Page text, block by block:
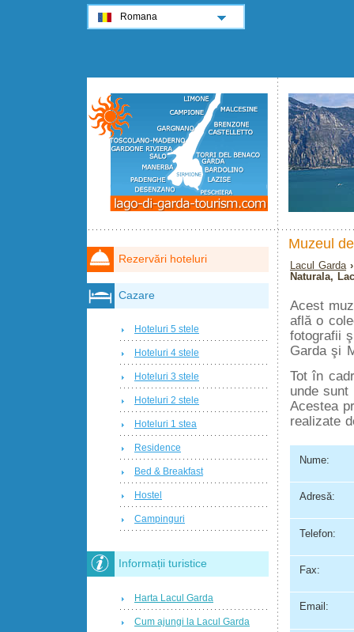
Muzeul
Lacul Garda
Naturala,
Acest
află o
fotografii
Garda şi
Tot în
unde
Acestea
realizate
Nume:
Adresă:
Telefon:
Fax:
Email:
Rezervări hoteluri
Cazare
Hoteluri 5 stele
Hoteluri 4 stele
Hoteluri 3 stele
Hoteluri 2 stele
Hoteluri 1 stea
Residence
Bed & Breakfast
Hostel
Campinguri
Informații turistice
Harta Lacul Garda
Cum ajungi la Lacul Garda
Romana